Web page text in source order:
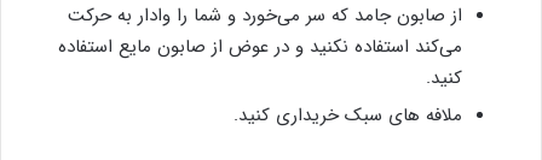
از صابون جامد که سر می‌خورد و شما را وادار به حرکت
می‌کند استفاده نکنید و در عوض از صابون مایع استفاده
کنید.
ملافه های سبک خریداری کنید.